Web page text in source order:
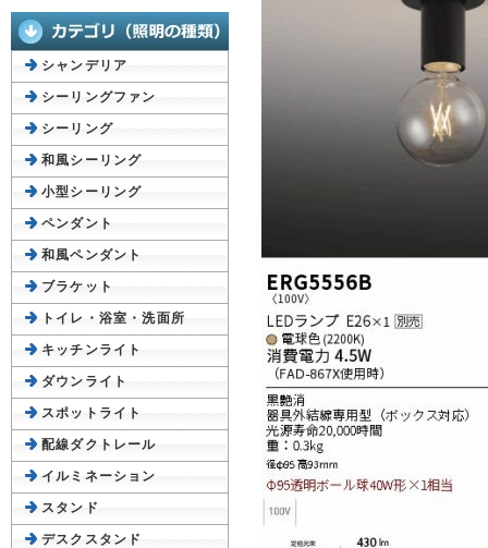
シャンデリア
シーリングファン
シーリング
和風シーリング
小型シーリング
ペンダント
和風ペンダント
ブラケット
トイレ・浴室・洗面所
キッチンライト
ダウンライト
スポットライト
配線ダクトレール
イルミネーション
スタンド
デスクスタンド